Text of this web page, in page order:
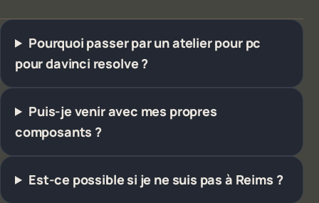
Pourquoi passer par un atelier pour pc
pour davinci resolve ?
Puis-je venir avec mes propres
composants ?
Est-ce possible si je ne suis pas à Reims ?